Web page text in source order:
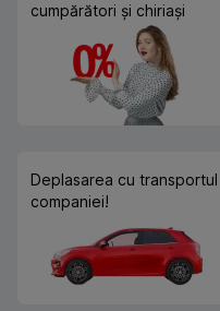
cumpărători și chiriași
Deplasarea cu transportul
companiei!